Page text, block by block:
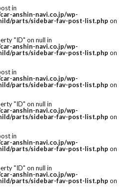
in
anshin-navi.co.jp/wp-
parts/sidebar-fav-post-list.php on
"ID" on null in
anshin-navi.co.jp/wp-
parts/sidebar-fav-post-list.php on
in
anshin-navi.co.jp/wp-
parts/sidebar-fav-post-list.php on
"ID" on null in
anshin-navi.co.jp/wp-
parts/sidebar-fav-post-list.php on
in
anshin-navi.co.jp/wp-
parts/sidebar-fav-post-list.php on
"ID" on null in
anshin-navi.co.jp/wp-
parts/sidebar-fav-post-list.php on